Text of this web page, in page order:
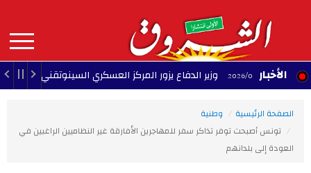
contenu
principal
MAIN
NAVIGATION الأخبار وزير الدفاع يزور المركز العسكري السينوتقني 23:05 - 2026/08/07
الصفحة الرئيسية
وطنية
تونس أصبحت توفر تذاكر سفر للمهاجرين الأفارقة غير النظاميين الراغبين في
العودة إلى بلدانهم